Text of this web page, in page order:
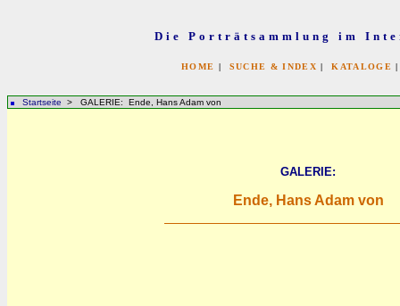
Die Porträtsammlung im
HOME | SUCHE & INDEX |KATALOGE
Startseite > GALERIE: Ende, Hans Adam von
GALERIE:
Ende, Hans Adam von